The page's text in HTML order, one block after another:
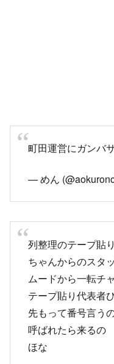
町田運営にガンバ
— めん
列整理のテープ貼
ちゃんからのスタ
ムードから一転チ
テープ貼り代表者
先もって番号言う
呼ばれたら来るの
ほな